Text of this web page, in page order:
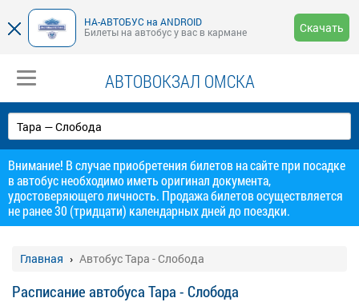
НА-АВТОБУС на ANDROID
Билеты на автобус у вас в кармане
Скачать
АВТОВОКЗАЛ ОМСКА
Внимание! В случае приобретения билетов на сайте при посадке
в автобус необходимо иметь оригинал документа,
удостоверяющего личность. Продажа билетов осуществляется
не ранее 30 (тридцати) календарных дней до поездки.
Главная Автобус Тара - Слобода
Расписание автобуса Тара - Слобода